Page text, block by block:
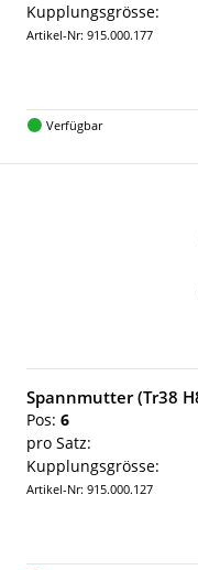
Kupplungsgrösse:
Artikel-Nr: 915.000.177
Verfügbar
Spannmutter (Tr38
Pos: 6
pro Satz:
Kupplungsgrösse:
Artikel-Nr: 915.000.127